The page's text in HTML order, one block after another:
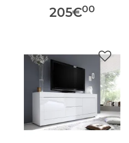
205€00